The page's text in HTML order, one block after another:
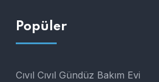
Popüler
Cıvıl Cıvıl Gündüz Bakım Evi